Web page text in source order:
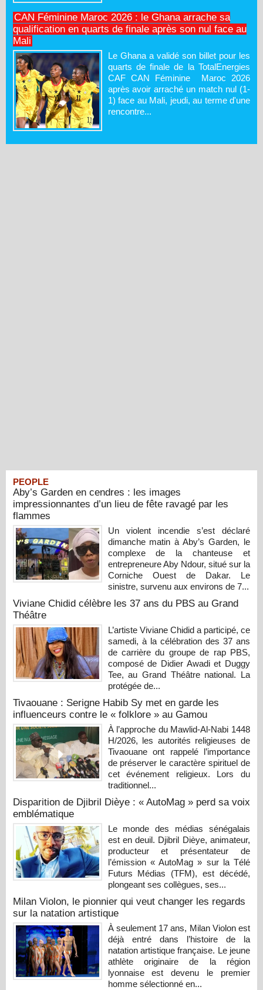
CAN Féminine Maroc 2026 : le Ghana arrache sa
qualification en quarts de finale après son nul face au
Mali
Le Ghana a validé son billet pour les
quarts de finale de la TotalEnergies
CAF CAN Féminine Maroc 2026
après avoir arraché un match nul (1-
1) face au Mali, jeudi, au terme d'une
rencontre...
PEOPLE
Aby’s Garden en cendres : les images
impressionnantes d’un lieu de fête ravagé par les
flammes
Un violent incendie s’est déclaré
dimanche matin à Aby’s Garden, le
complexe de la chanteuse et
entrepreneure Aby Ndour, situé sur la
Corniche Ouest de Dakar. Le
sinistre, survenu aux environs de 7...
Viviane Chidid célèbre les 37 ans du PBS au Grand
Théâtre
L’artiste Viviane Chidid a participé, ce
samedi, à la célébration des 37 ans
de carrière du groupe de rap PBS,
composé de Didier Awadi et Duggy
Tee, au Grand Théâtre national. La
protégée de...
Tivaouane : Serigne Habib Sy met en garde les
influenceurs contre le « folklore » au Gamou
À l’approche du Mawlid-Al-Nabi 1448
H/2026, les autorités religieuses de
Tivaouane ont rappelé l’importance
de préserver le caractère spirituel de
cet événement religieux. Lors du
traditionnel...
Disparition de Djibril Dièye : « AutoMag » perd sa voix
emblématique
Le monde des médias sénégalais
est en deuil. Djibril Dièye, animateur,
producteur et présentateur de
l’émission « AutoMag » sur la Télé
Futurs Médias (TFM), est décédé,
plongeant ses collègues, ses...
Milan Violon, le pionnier qui veut changer les regards
sur la natation artistique
À seulement 17 ans, Milan Violon est
déjà entré dans l’histoire de la
natation artistique française. Le jeune
athlète originaire de la région
lyonnaise est devenu le premier
homme sélectionné en...